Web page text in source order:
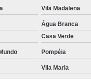
Vila Madalena
Água Branca
Casa Verde
Pompéia
Vila Maria